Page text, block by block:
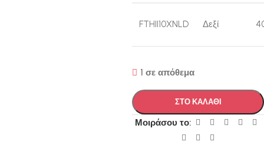
FTHII10XNLD Δεξί
1 σε απόθεμα
ΣΤΟ ΚΑΛΑΘΙ
Μοιράσου το: